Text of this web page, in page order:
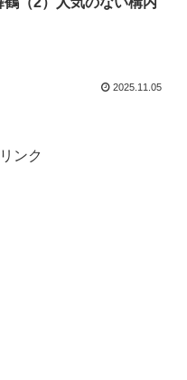
2025.11.05
ンク